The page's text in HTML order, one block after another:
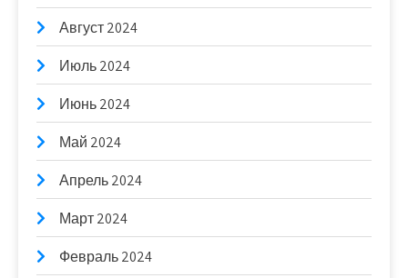
Август 2024
Июль 2024
Июнь 2024
Май 2024
Апрель 2024
Март 2024
Февраль 2024